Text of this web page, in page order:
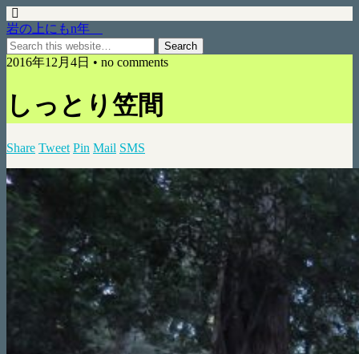
岩の上にもn年
2016年12月4日 • no comments
しっとり笠間
Share Tweet Pin Mail SMS